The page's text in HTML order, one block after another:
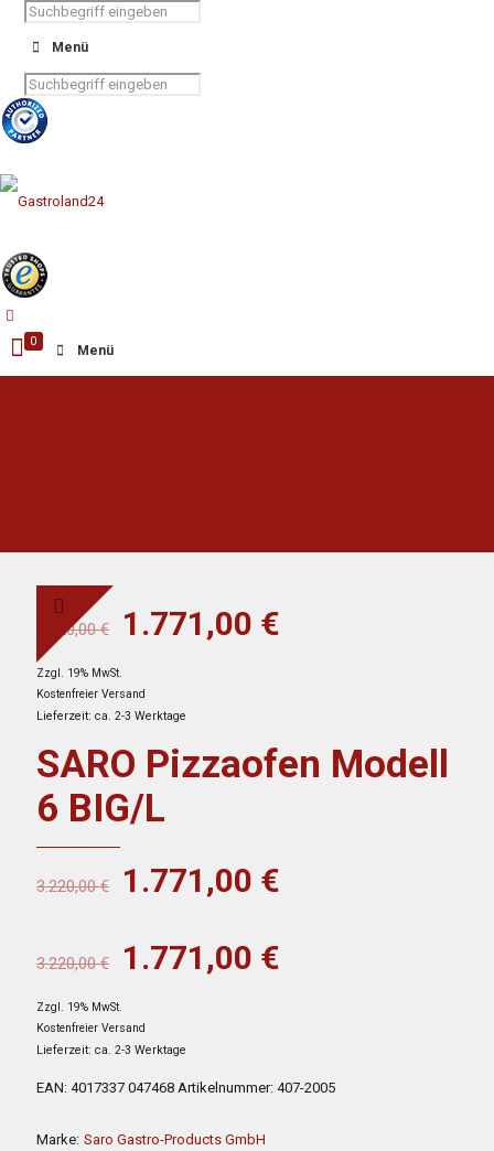
Menü
0
Menü
3.220,00€
Ursprünglicher
war:
3.220,00 €
1.771,00 €
Zzgl. 19% MwSt.
Kostenfreier Versand
Lieferzeit: ca. 2-3 Werktage
SARO Pizzaofen Modell
6 BIG/L
3.220,00€
Ursprünglicher
war:
3.220,00 €
1.771,00 €
3.220,00€
Ursprünglicher
war:
3.220,00 €
1.771,00 €
Zzgl. 19% MwSt.
Kostenfreier Versand
Lieferzeit: ca. 2-3 Werktage
EAN: 4017337 047468 Artikelnummer: 407-2005
Marke: Saro Gastro-Products GmbH